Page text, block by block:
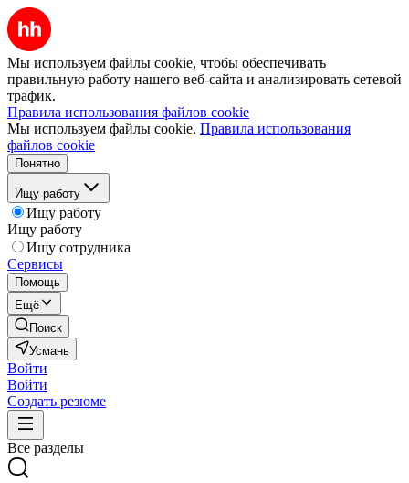
Мы используем файлы cookie, чтобы обеспечивать
правильную работу нашего веб-сайта и анализировать сетевой
трафик.
Правила использования файлов cookie
Мы используем файлы cookie. Правила использования
файлов cookie
Понятно
Ищу работу
Ищу работу
Ищу работу
Ищу сотрудника
Сервисы
Помощь
Ещё
Поиск
Усмань
Войти
Войти
Создать резюме
Все разделы